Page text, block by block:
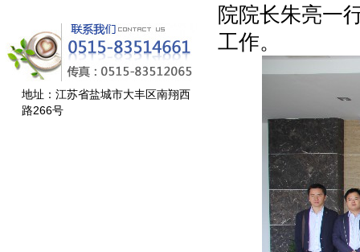
地址：江苏省盐城市大丰区南翔西
路266号
院院长朱亮一
工作。